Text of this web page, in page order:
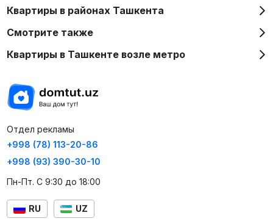
Квартиры в районах Ташкента
Смотрите также
Квартиры в Ташкенте возле метро
Отдел рекламы
+998 (78) 113-20-86
+998 (93) 390-30-10
Пн-Пт. С 9:30 до 18:00
RU UZ